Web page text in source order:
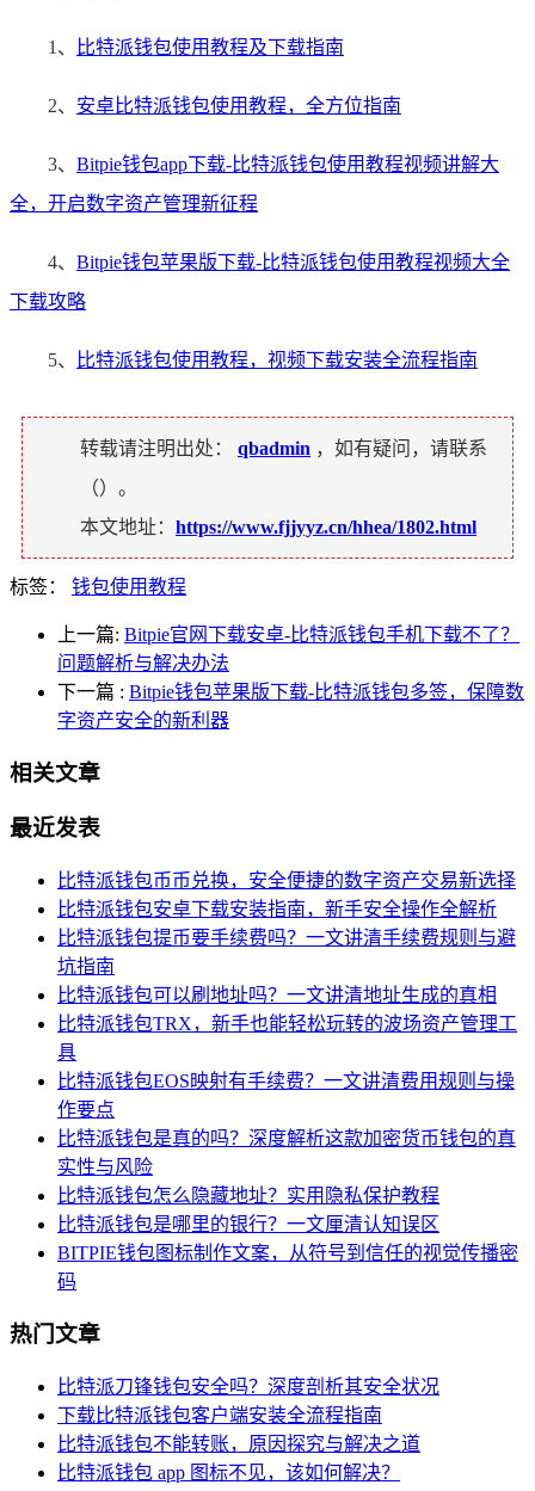
1、 比特派钱包使用教程及下载指南
2、 安卓比特派钱包使用教程，全方位指南
3、 Bitpie钱包app下载-比特派钱包使用教程视频讲解大
全，开启数字资产管理新征程
4、 Bitpie钱包苹果版下载-比特派钱包使用教程视频大全
下载攻略
5、 比特派钱包使用教程，视频下载安装全流程指南
转载请注明出处： qbadmin ，如有疑问，请联系
（）。
本文地址： https://www.fjjyyz.cn/hhea/1802.html
标签： 钱包使用教程
上一篇: Bitpie官网下载安卓-比特派钱包手机下载不了？
问题解析与解决办法
下一篇 : Bitpie钱包苹果版下载-比特派钱包多签，保障数
字资产安全的新利器
相关文章
最近发表
比特派钱包币币兑换，安全便捷的数字资产交易新选择
比特派钱包安卓下载安装指南，新手安全操作全解析
比特派钱包提币要手续费吗？一文讲清手续费规则与避
坑指南
比特派钱包可以刷地址吗？一文讲清地址生成的真相
比特派钱包TRX，新手也能轻松玩转的波场资产管理工
具
比特派钱包EOS映射有手续费？一文讲清费用规则与操
作要点
比特派钱包是真的吗？深度解析这款加密货币钱包的真
实性与风险
比特派钱包怎么隐藏地址？实用隐私保护教程
比特派钱包是哪里的银行？一文厘清认知误区
BITPIE钱包图标制作文案，从符号到信任的视觉传播密
码
热门文章
比特派刀锋钱包安全吗？深度剖析其安全状况
下载比特派钱包客户端安装全流程指南
比特派钱包不能转账，原因探究与解决之道
比特派钱包 app 图标不见，该如何解决？